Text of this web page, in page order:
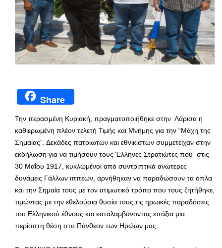
Share
Την περασμένη Κυριακή, πραγματοποιήθηκε στην Λάρισα η
καθιερωμένη πλέον τελετή Τιμής και Μνήμης για την “Μάχη της
Σημαίας”. Δεκάδες πατριωτών και εθνικιστών συμμετείχαν στην
εκδήλωση για να τιμήσουν τους Έλληνες Στρατιώτες που στις
30 Μαΐου 1917, κυκλωμένοι από συντριπτικά ανώτερες
δυνάμεις Γάλλων ιππέων, αρνήθηκαν να παραδώσουν τα όπλα
και την Σημαία τους με τον ατιμωτικό τρόπο που τους ζητήθηκε,
τιμώντας με την εθελούσια θυσία τους τις ηρωικές παραδόσεις
του Ελληνικού έθνους και καταλαμβάνοντας επάξια μια
περίοπτη θέση στο Πάνθεον των Ηρώων μας.